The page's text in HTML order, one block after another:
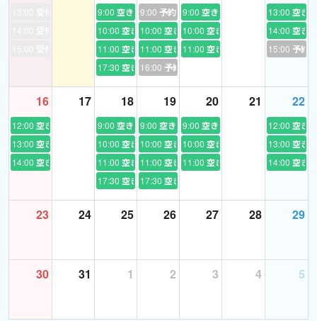
そこには、伸びるためのたくさんの可能性が詰まっています。
一緒に楽しみながら、少しずつ力をつけていきましょう。
ご希望・ご質問、レッスン時間の調整などもお気軽にご相談くだ
レッスンでお会いできるのを楽しみにしています。
9:00 空き
10:00 空き
11:00 空き
17:30 空き
9:00 予約あり
10:00 空き
11:00 空き
16:00 予約あり
9:00 空き
10:00 空き
11:00 空き
13:00 空き
14:00 空き
15:00 予約
16
12:00 空き
13:00 空き
14:00 空き
17 18
9:00 空き
10:00 空き
11:00 空き
17:30 空き
19
9:00 空き
10:00 空き
11:00 空き
17:30 空き
20
9:00 空き
10:00 空き
11:00 空き
21 22
12:00 空き
13:00 空き
14:00 空き
23 24 25 26 27 28 29
30 31 1 2 3 4 5